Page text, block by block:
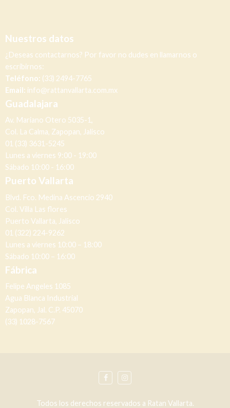
Nuestros datos
¿Deseas contactarnos? Por favor no dudes en llamarnos o
escribirnos:
Teléfono: (33) 2494-7765
Email: info@rattanvallarta.com.mx
Guadalajara
Av. Mariano Otero 5035-1,
Col. La Calma, Zapopan, Jalisco
01 (33) 3631-5245
Lunes a viernes 9:00 - 19:00
Sábado 10:00 - 16:00
Puerto Vallarta
Blvd. Fco. Medina Ascencio 2940
Col. Villa Las flores
Puerto Vallarta, Jalisco
01 (322) 224-9262
Lunes a viernes 10:00 – 18:00
Sábado 10:00 – 16:00
Fábrica
Felipe Angeles 1085
Agua Blanca Industrial
Zapopan, Jal. C.P. 45070
(33) 1028-7567
Todos los derechos reservados a Ratan Vallarta.